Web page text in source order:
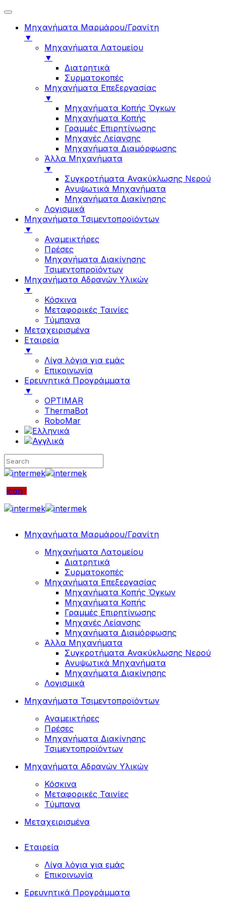
Μηχανήματα Μαρμάρου/Γρανίτη
▼
Μηχανήματα Λατομείου
▼
Διατρητικά
Συρματοκοπές
Μηχανήματα Επεξεργασίας
▼
Μηχανήματα Κοπής Όγκων
Μηχανήματα Κοπής
Γραμμές Επιρητίνωσης
Μηχανές Λείανσης
Μηχανήματα Διαμόρφωσης
Άλλα Μηχανήματα
▼
Συγκροτήματα Ανακύκλωσης Νερού
Ανυψωτικά Μηχανήματα
Μηχανήματα Διακίνησης
Λογισμικά
Μηχανήματα Τσιμεντοπροϊόντων
▼
Αναμεικτήρες
Πρέσες
Μηχανήματα Διακίνησης
Τσιμεντοπροϊόντων
Μηχανήματα Αδρανών Υλικών
▼
Κόσκινα
Μεταφορικές Ταινίες
Τύμπανα
Μεταχειρισμένα
Εταιρεία
▼
Λίγα λόγια για εμάς
Επικοινωνία
Ερευνητικά Προγράμματα
▼
OPTIMAR
ThermaBot
RoboMar
icon
Μηχανήματα Μαρμάρου/Γρανίτη
Μηχανήματα Λατομείου
Διατρητικά
Συρματοκοπές
Μηχανήματα Επεξεργασίας
Μηχανήματα Κοπής Όγκων
Μηχανήματα Κοπής
Γραμμές Επιρητίνωσης
Μηχανές Λείανσης
Μηχανήματα Διαμόρφωσης
Άλλα Μηχανήματα
Συγκροτήματα Ανακύκλωσης Νερού
Ανυψωτικά Μηχανήματα
Μηχανήματα Διακίνησης
Λογισμικά
Μηχανήματα Τσιμεντοπροϊόντων
Αναμεικτήρες
Πρέσες
Μηχανήματα Διακίνησης
Τσιμεντοπροϊόντων
Μηχανήματα Αδρανών Υλικών
Κόσκινα
Μεταφορικές Ταινίες
Τύμπανα
Μεταχειρισμένα
Εταιρεία
Λίγα λόγια για εμάς
Επικοινωνία
Ερευνητικά Προγράμματα